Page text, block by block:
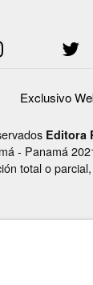
Exclusivo
Editora
- Panamá
total o